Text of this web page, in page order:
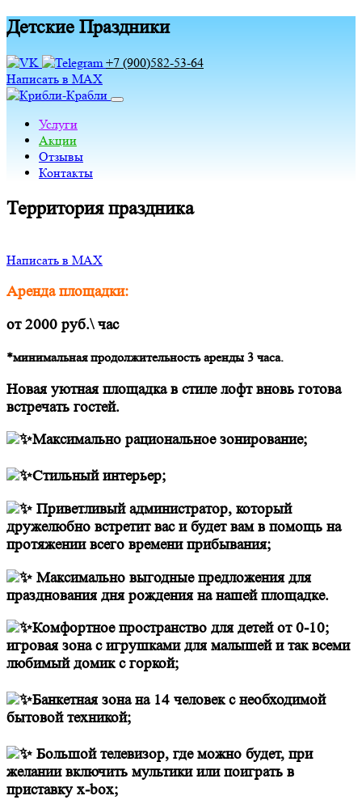
Детские Праздники
+7 (900)582-53-64
Написать в MAX
Услуги
Акции
Отзывы
Контакты
Территория праздника
Написать в MAX
Аренда площадки:
от 2000 руб.\ час
*минимальная продолжительность аренды 3 часа.
Новая уютная площадка в стиле лофт вновь готова
встречать гостей.
Максимально рациональное зонирование;
Стильный интерьер;
Приветливый администратор, который
дружелюбно встретит вас и будет вам в помощь на
протяжении всего времени прибывания;
Максимально выгодные предложения для
празднования дня рождения на нашей площадке.
Комфортное пространство для детей от 0-10;
игровая зона с игрушками для малышей и так всеми
любимый домик с горкой;
Банкетная зона на 14 человек с необходимой
бытовой техникой;
Большой телевизор, где можно будет, при
желании включить мультики или поиграть в
приставку x-box;